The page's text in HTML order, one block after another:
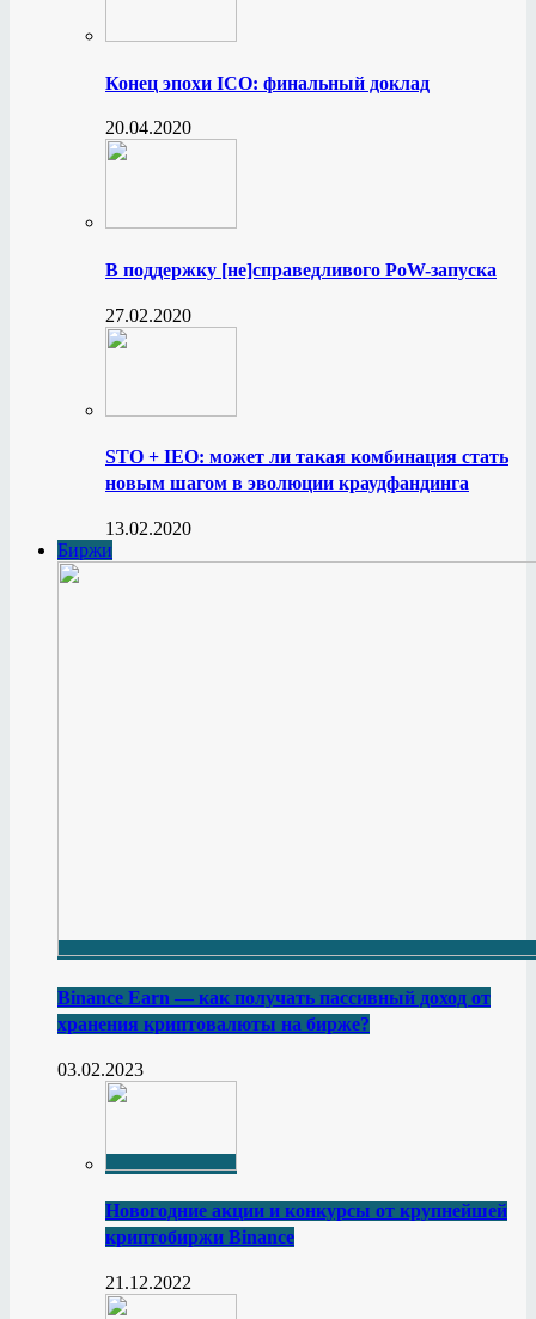
Конец эпохи ICO: финальный доклад
20.04.2020
В поддержку [не]справедливого PoW-запуска
27.02.2020
STO + IEO: может ли такая комбинация стать
новым шагом в эволюции краудфандинга
13.02.2020
Биржи
Binance Earn — как получать пассивный доход от
хранения криптовалюты на бирже?
03.02.2023
Новогодние акции и конкурсы от крупнейшей
криптобиржи Binance
21.12.2022